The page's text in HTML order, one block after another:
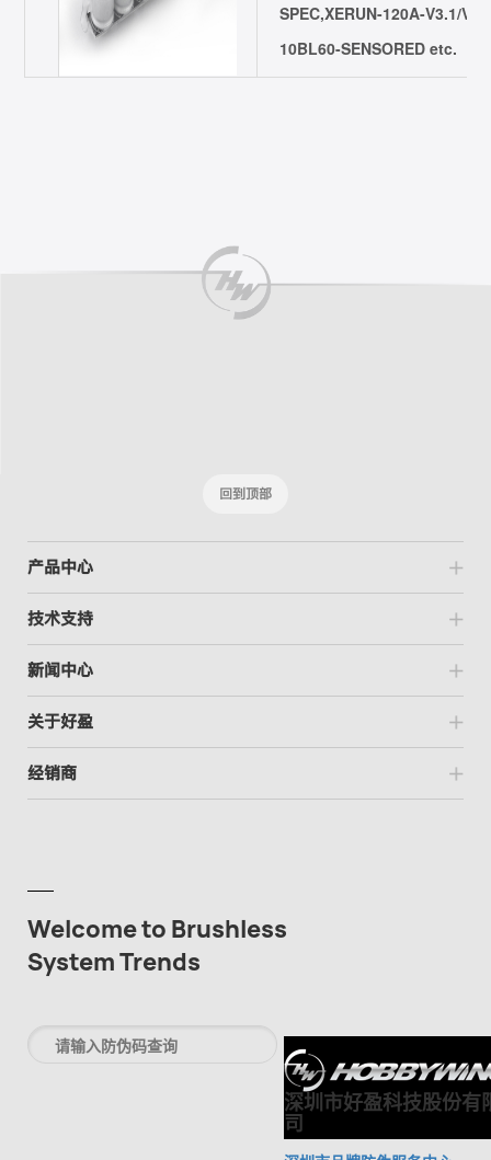
SPEC,XERUN-120A-V3.1/
10BL60-SENSORED etc.
回到顶部
产品中心
技术支持
新闻中心
关于好盈
经销商
Welcome to Brushless
System Trends
深圳市好盈科技股份有
司